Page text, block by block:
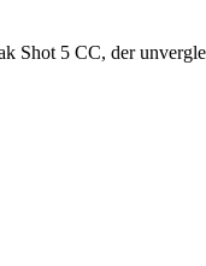
Shot 5 CC, der